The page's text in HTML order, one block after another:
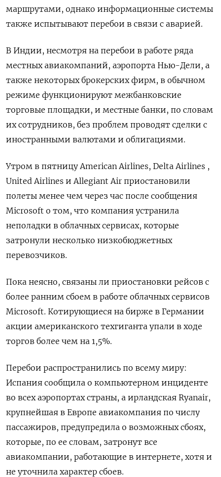
маршрутами, однако информационные системы
также испытывают перебои в связи с аварией.
В Индии, несмотря на перебои в работе ряда
местных авиакомпаний, аэропорта Нью-Дели, а
также некоторых брокерских фирм, в обычном
режиме функционируют межбанковские
торговые площадки, и местные банки, по словам
их сотрудников, без проблем проводят сделки с
иностранными валютами и облигациями.
Утром в пятницу American Airlines, Delta Airlines ,
United Airlines и Allegiant Air приостановили
полеты менее чем через час после сообщения
Microsoft о том, что компания устранила
неполадки в облачных сервисах, которые
затронули несколько низкобюджетных
перевозчиков.
Пока неясно, связаны ли приостановки рейсов с
более ранним сбоем в работе облачных сервисов
Microsoft. Котирующиеся на бирже в Германии
акции американского техгиганта упали в ходе
торгов более чем на 1,5%.
Перебои распространились по всему миру:
Испания сообщила о компьютерном инциденте
во всех аэропортах страны, а ирландская Ryanair,
крупнейшая в Европе авиакомпания по числу
пассажиров, предупредила о возможных сбоях,
которые, по ее словам, затронут все
авиакомпании, работающие в интернете, хотя и
не уточнила характер сбоев.